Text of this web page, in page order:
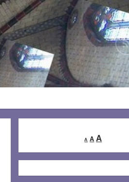
A
Decrease
font
A Reset
AIncrease
font